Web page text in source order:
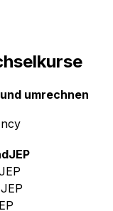
umrechnen
JEP
JEP